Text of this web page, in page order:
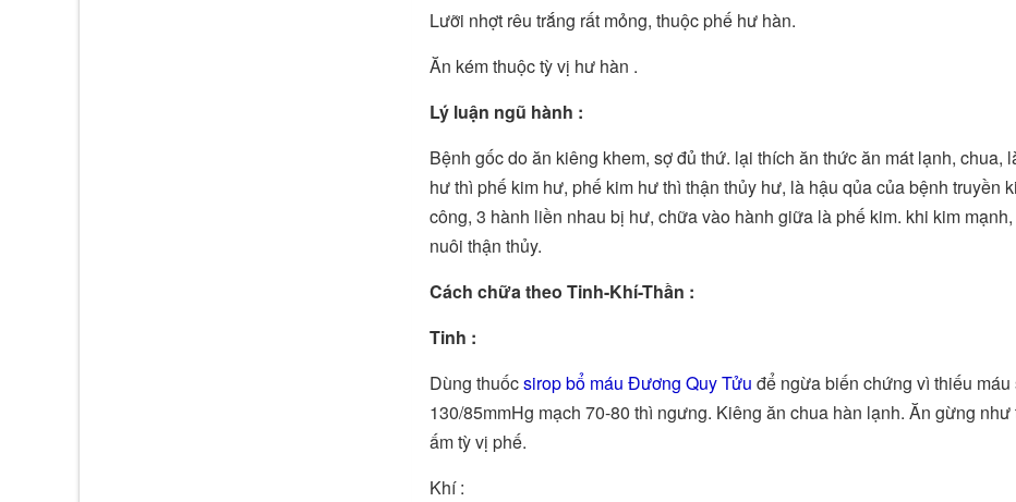
Lưỡi nhợt rêu trắng rất mỏng, thuộc phế hư hàn.
Ăn kém thuộc tỳ vị hư hàn .
Lý luận ngũ hành :
Bệnh gốc do ăn kiêng khem, sợ đủ thứ. lại thích ăn thức ăn mát lạnh, chua,
hư thì phế kim hư, phế kim hư thì thận thủy hư, là hậu qủa của bệnh truyền
công, 3 hành liền nhau bị hư, chữa vào hành giữa là phế kim. khi kim
nuôi thận thủy.
Cách chữa theo Tinh-Khí-Thần :
Tinh :
Dùng thuốcsirop bổ máu Đương Quy Tửu để ngừa biến chứng vì thiếu
130/85mmHg mạch 70-80 thì ngưng. Kiêng ăn chua hàn lạnh. Ăn gừng
ấm tỳ vị phế.
Khí :